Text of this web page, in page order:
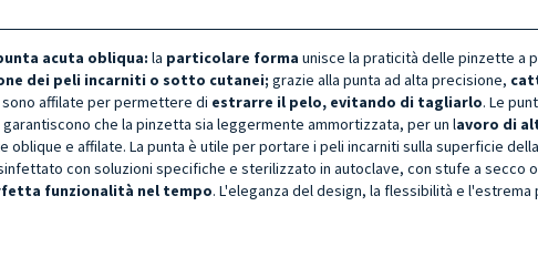
acuta obliqua: la particolare forma unisce la praticità delle pinzette a
dei peli incarniti o sotto cutanei; grazie alla punta ad alta precisione,
affilate per permettere di estrarre il pelo, evitando di tagliarlo. Le
garantiscono che la pinzetta sia leggermente ammortizzata, per un lavoro di
oblique e affilate. La punta è utile per portare i peli incarniti sulla superficie
con soluzioni specifiche e sterilizzato in autoclave, con stufe a secco
funzionalità nel tempo. L'eleganza del design, la flessibilità e